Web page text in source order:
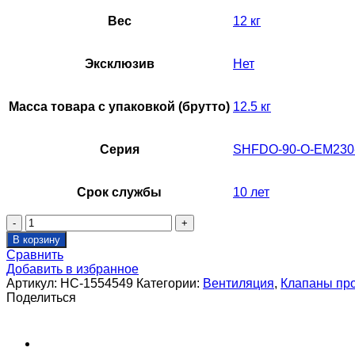
Вес 12 кг
Эксклюзив Нет
Масса товара с упаковкой (брутто) 12.5 кг
Серия SHFDO-90-O-
Срок службы 10 лет
Количество
товара
Клапан
противопожарный
SHUFT
SHFDO-
90-
EM230-
В корзину
Сравнить
Добавить в избранное
Артикул: НС-1554549 Категории: Вентиляция, Клапаны
Поделиться